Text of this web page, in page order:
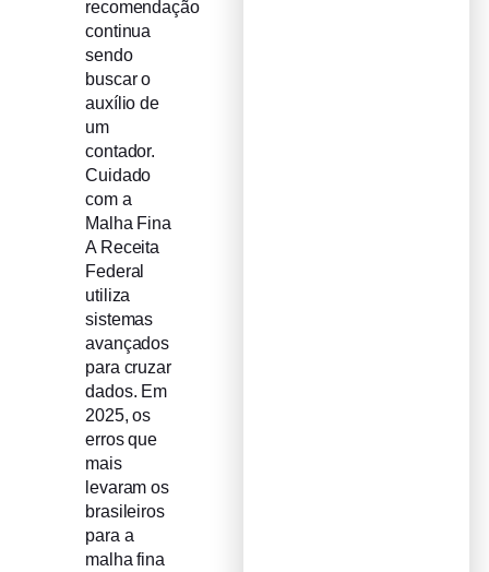
recomendação
continua
sendo
buscar o
auxílio de
um
contador.
Cuidado
com a
Malha Fina
A Receita
Federal
utiliza
sistemas
avançados
para cruzar
dados. Em
2025, os
erros que
mais
levaram os
brasileiros
para a
malha fina